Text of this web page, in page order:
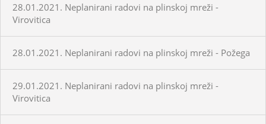
28.01.2021. Neplanirani radovi na plinskoj mreži -
Virovitica
28.01.2021. Neplanirani radovi na plinskoj mreži - Požega
29.01.2021. Neplanirani radovi na plinskoj mreži -
Virovitica